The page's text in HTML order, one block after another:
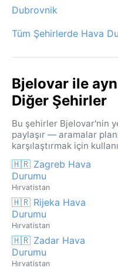
Dubrovnik
Tüm Şehirlerde Hava
Bjelovar ile
Diğer Şehirler
Bu şehirler Bjelovar'nin
paylaşır — aramalar
karşılaştırmak için
🇭🇷 Zagreb Hava
Durumu
Hırvatistan
🇭🇷 Rijeka Hava
Durumu
Hırvatistan
🇭🇷 Zadar Hava
Durumu
Hırvatistan